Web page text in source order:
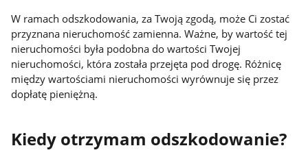
W ramach odszkodowania, za Twoją zgodą, może Ci zostać
przyznana nieruchomość zamienna. Ważne, by wartość tej
nieruchomości była podobna do wartości Twojej
nieruchomości, która została przejęta pod drogę. Różnicę
między wartościami nieruchomości wyrównuje się przez
dopłatę pieniężną.
Kiedy otrzymam odszkodowanie?